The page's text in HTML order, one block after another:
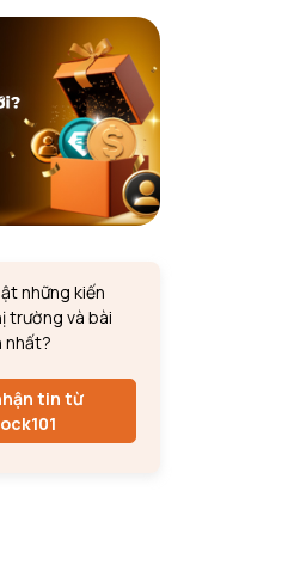
những kiến
trường và bài
nhất?
tin từ